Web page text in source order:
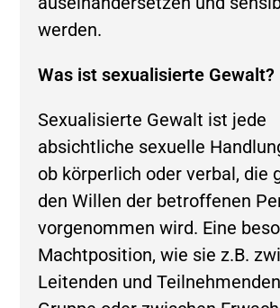
werden.
Was ist sexualisierte Gewalt?
Sexualisierte Gewalt ist jede
absichtliche sexuelle
ob körperlich oder verbal, die
den Willen der betroffenen
vorgenommen wird. Eine
Machtposition, wie sie z.B.
Leitenden und